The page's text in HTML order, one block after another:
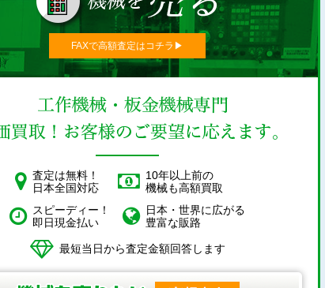
FAXで高額査定はコチラ▶︎
査定は無料！
日本全国対応
10年以上前の
機械も高額買取
スピーディー！
即日現金払い
日本・世界に広がる
豊富な販路
最短当日から査定金額回答します